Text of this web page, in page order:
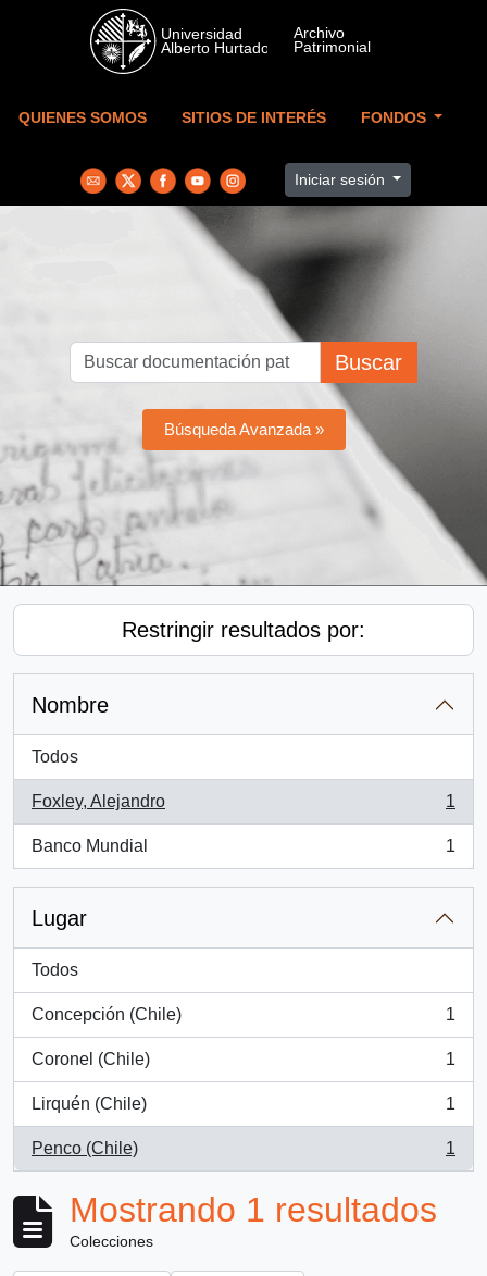
Skip to main content
QUIENES SOMOS SITIOS DE INTERÉS FONDOS
Iniciar sesión
Buscar
Búsqueda Avanzada »
Restringir resultados por:
Nombre
Todos
Foxley, Alejandro
, 1 resultados
1
Banco Mundial
, 1 resultados
1
Lugar
Todos
Concepción (Chile)
, 1 resultados
1
Coronel (Chile)
, 1 resultados
1
Lirquén (Chile)
, 1 resultados
1
Penco (Chile)
, 1 resultados
1
Mostrando 1 resultados
Colecciones